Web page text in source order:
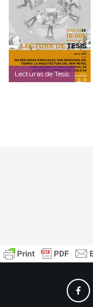
Lecturas de Tesis